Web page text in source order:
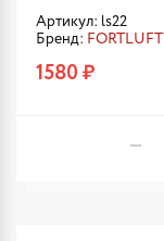
Артикул: ls22
Бренд: FORTLUFT
1580 ₽